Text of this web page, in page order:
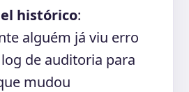
histórico:
alguém já viu erro
de auditoria para
mudou